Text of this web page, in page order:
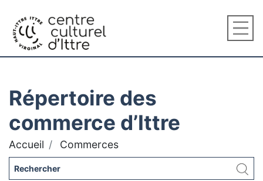
Répertoire des
commerce d’Ittre
Accueil Commerces